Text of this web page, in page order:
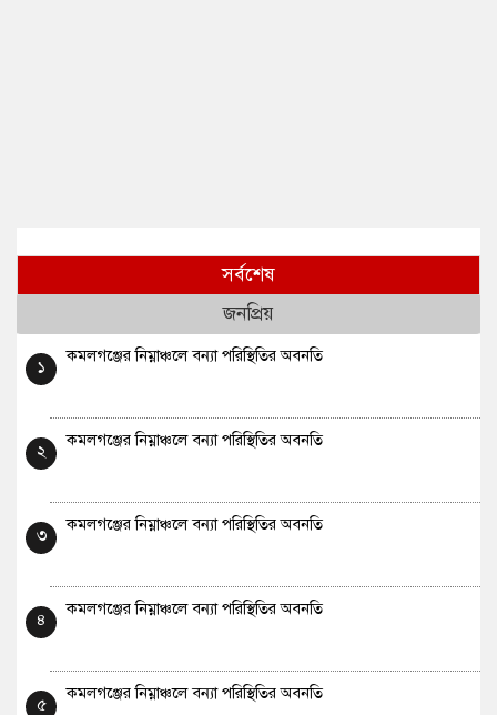
সর্বশেষ
জনপ্রিয়
১
কমলগঞ্জের নিম্নাঞ্চলে বন্যা পরিস্থিতির অবনতি
২
কমলগঞ্জের নিম্নাঞ্চলে বন্যা পরিস্থিতির অবনতি
৩
কমলগঞ্জের নিম্নাঞ্চলে বন্যা পরিস্থিতির অবনতি
৪
কমলগঞ্জের নিম্নাঞ্চলে বন্যা পরিস্থিতির অবনতি
৫
কমলগঞ্জের নিম্নাঞ্চলে বন্যা পরিস্থিতির অবনতি